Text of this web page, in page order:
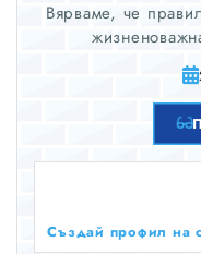
Вярваме, че
професионалните